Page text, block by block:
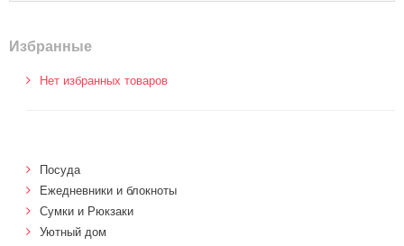
Избранные
Нет избранных товаров
Посуда
Ежедневники и блокноты
Сумки и Рюкзаки
Уютный дом